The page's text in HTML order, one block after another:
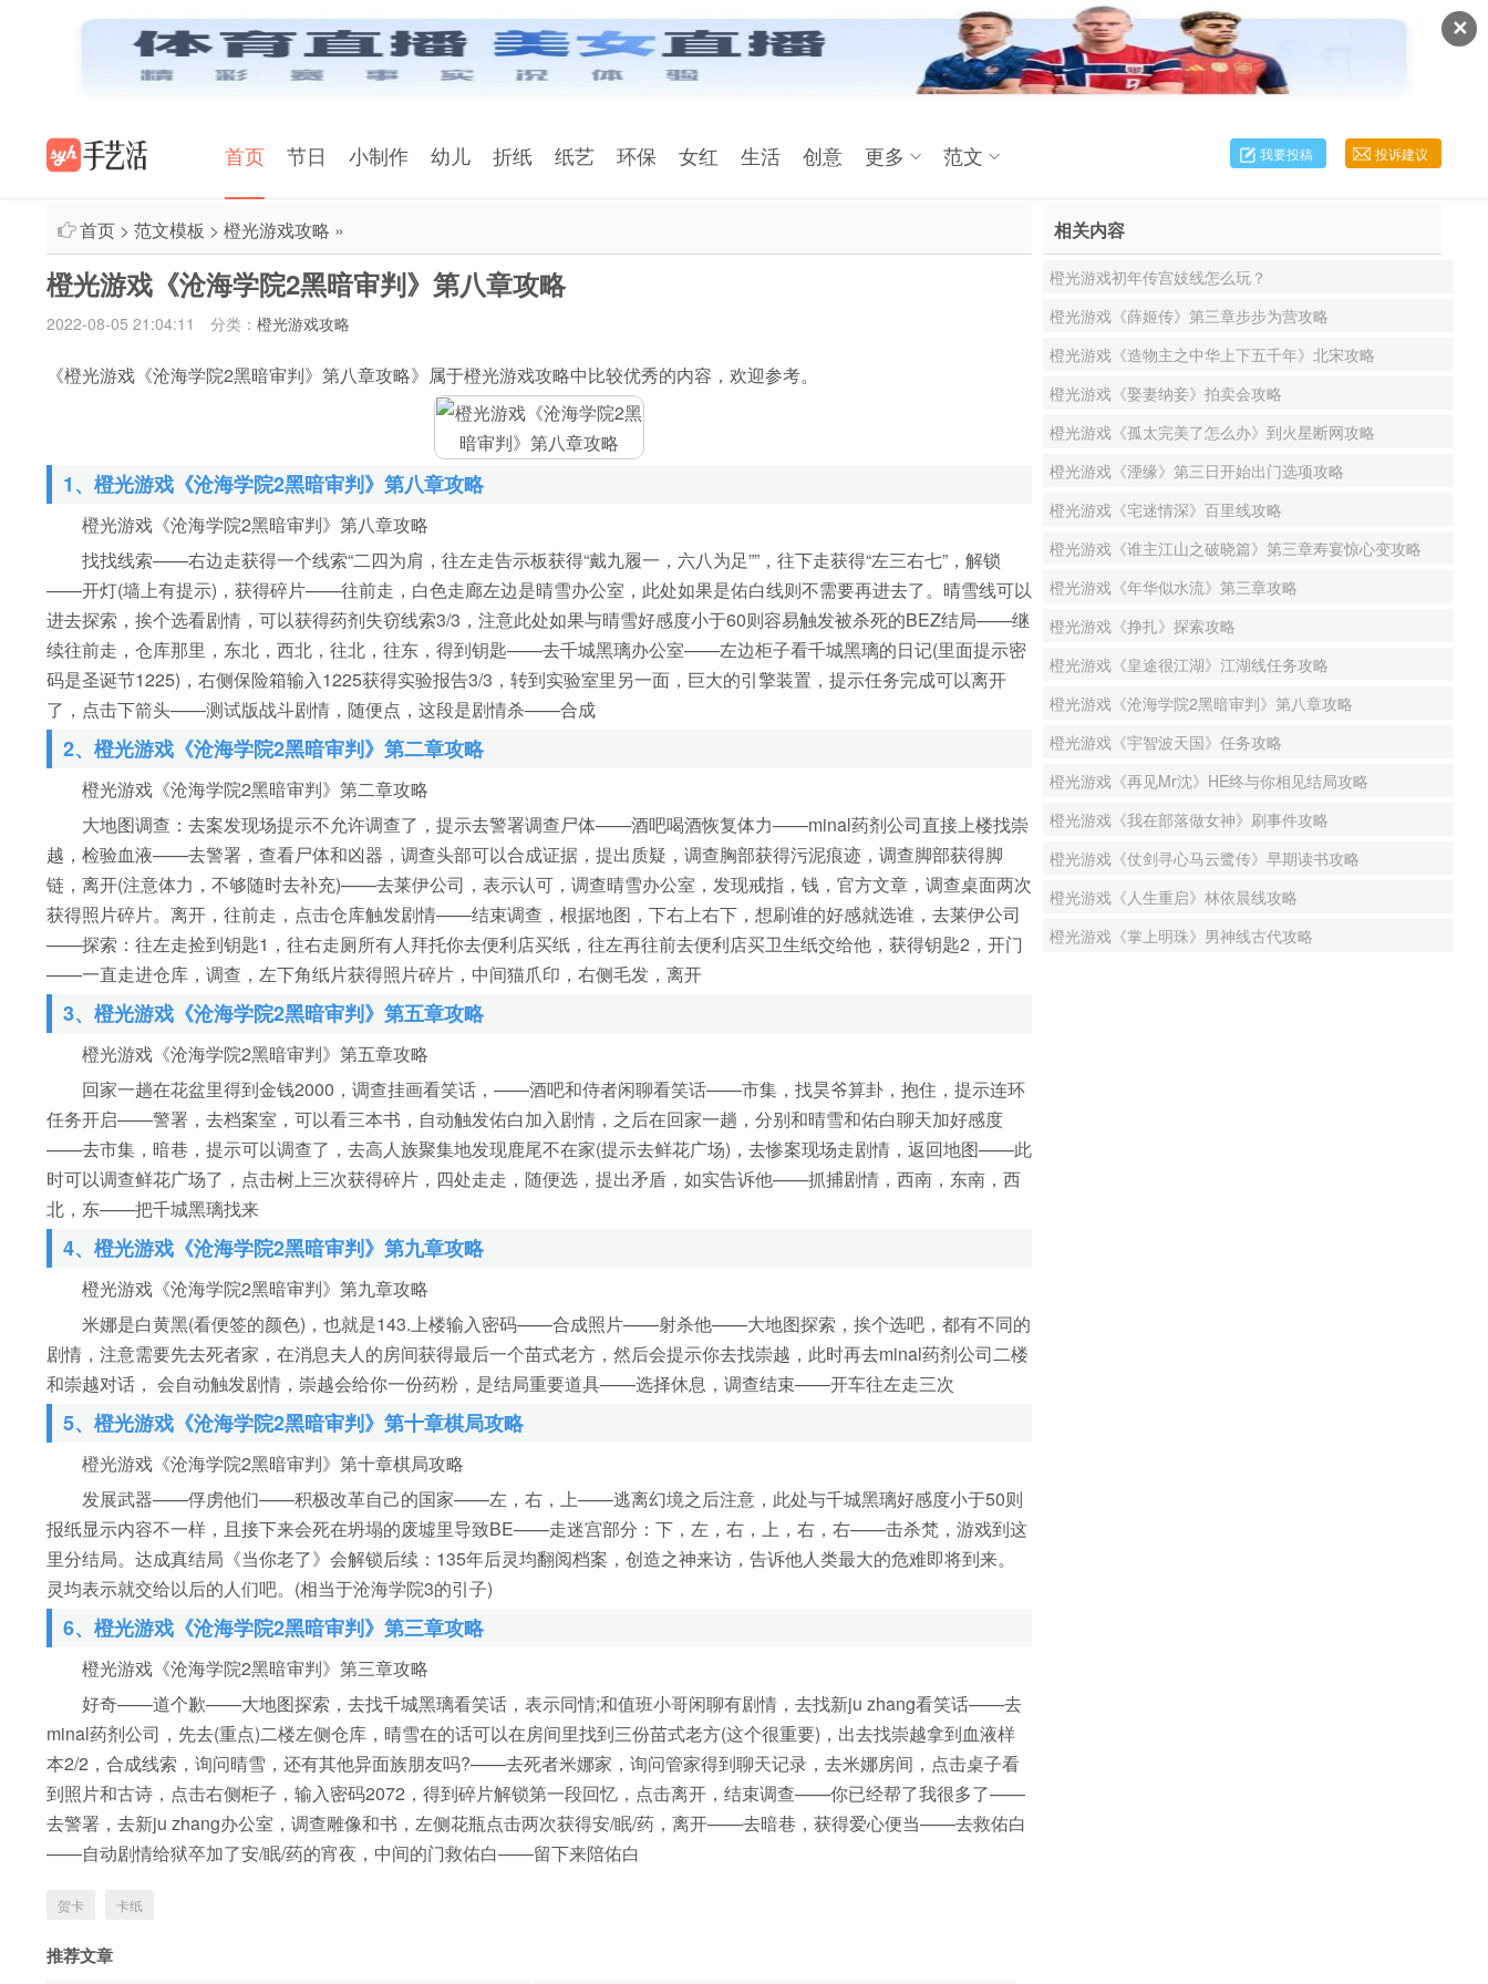
✕
首页 节日 小制作 幼儿 折纸 纸艺 环保 女红 生活 创意 更多 范文 我要投稿 投诉建议
首页 > 范文模板 > 橙光游戏攻略 »
橙光游戏《沧海学院2黑暗审判》第八章攻略
2022-08-05 21:04:11 分类： 橙光游戏攻略
《橙光游戏《沧海学院2黑暗审判》第八章攻略》属于橙光游戏攻略中比较优秀的内容，欢迎参考。
1、橙光游戏《沧海学院2黑暗审判》第八章攻略
橙光游戏《沧海学院2黑暗审判》第八章攻略
找找线索——右边走获得一个线索“二四为肩，往左走告示板获得“戴九履一，六八为足””，往下走获得“左三右七”，解锁
——开灯(墙上有提示)，获得碎片——往前走，白色走廊左边是晴雪办公室，此处如果是佑白线则不需要再进去了。晴雪线可以
进去探索，挨个选看剧情，可以获得药剂失窃线索3/3，注意此处如果与晴雪好感度小于60则容易触发被杀死的BEZ结局——继
续往前走，仓库那里，东北，西北，往北，往东，得到钥匙——去千城黑璃办公室——左边柜子看千城黑璃的日记(里面提示密
码是圣诞节1225)，右侧保险箱输入1225获得实验报告3/3，转到实验室里另一面，巨大的引擎装置，提示任务完成可以离开
了，点击下箭头——测试版战斗剧情，随便点，这段是剧情杀——合成
2、橙光游戏《沧海学院2黑暗审判》第二章攻略
橙光游戏《沧海学院2黑暗审判》第二章攻略
大地图调查：去案发现场提示不允许调查了，提示去警署调查尸体——酒吧喝酒恢复体力——minal药剂公司直接上楼找崇
越，检验血液——去警署，查看尸体和凶器，调查头部可以合成证据，提出质疑，调查胸部获得污泥痕迹，调查脚部获得脚
链，离开(注意体力，不够随时去补充)——去莱伊公司，表示认可，调查晴雪办公室，发现戒指，钱，官方文章，调查桌面两次
获得照片碎片。离开，往前走，点击仓库触发剧情——结束调查，根据地图，下右上右下，想刷谁的好感就选谁，去莱伊公司
——探索：往左走捡到钥匙1，往右走厕所有人拜托你去便利店买纸，往左再往前去便利店买卫生纸交给他，获得钥匙2，开门
——一直走进仓库，调查，左下角纸片获得照片碎片，中间猫爪印，右侧毛发，离开
3、橙光游戏《沧海学院2黑暗审判》第五章攻略
橙光游戏《沧海学院2黑暗审判》第五章攻略
回家一趟在花盆里得到金钱2000，调查挂画看笑话，——酒吧和侍者闲聊看笑话——市集，找昊爷算卦，抱住，提示连环
任务开启——警署，去档案室，可以看三本书，自动触发佑白加入剧情，之后在回家一趟，分别和晴雪和佑白聊天加好感度
——去市集，暗巷，提示可以调查了，去高人族聚集地发现鹿尾不在家(提示去鲜花广场)，去惨案现场走剧情，返回地图——此
时可以调查鲜花广场了，点击树上三次获得碎片，四处走走，随便选，提出矛盾，如实告诉他——抓捕剧情，西南，东南，西
北，东——把千城黑璃找来
4、橙光游戏《沧海学院2黑暗审判》第九章攻略
橙光游戏《沧海学院2黑暗审判》第九章攻略
米娜是白黄黑(看便签的颜色)，也就是143.上楼输入密码——合成照片——射杀他——大地图探索，挨个选吧，都有不同的
剧情，注意需要先去死者家，在消息夫人的房间获得最后一个苗式老方，然后会提示你去找崇越，此时再去minal药剂公司二楼
和崇越对话， 会自动触发剧情，崇越会给你一份药粉，是结局重要道具——选择休息，调查结束——开车往左走三次
5、橙光游戏《沧海学院2黑暗审判》第十章棋局攻略
橙光游戏《沧海学院2黑暗审判》第十章棋局攻略
发展武器——俘虏他们——积极改革自己的国家——左，右，上——逃离幻境之后注意，此处与千城黑璃好感度小于50则
报纸显示内容不一样，且接下来会死在坍塌的废墟里导致BE——走迷宫部分：下，左，右，上，右，右——击杀梵，游戏到这
里分结局。达成真结局《当你老了》会解锁后续：135年后灵均翻阅档案，创造之神来访，告诉他人类最大的危难即将到来。
灵均表示就交给以后的人们吧。(相当于沧海学院3的引子)
6、橙光游戏《沧海学院2黑暗审判》第三章攻略
橙光游戏《沧海学院2黑暗审判》第三章攻略
好奇——道个歉——大地图探索，去找千城黑璃看笑话，表示同情;和值班小哥闲聊有剧情，去找新ju zhang看笑话——去
minal药剂公司，先去(重点)二楼左侧仓库，晴雪在的话可以在房间里找到三份苗式老方(这个很重要)，出去找崇越拿到血液样
本2/2，合成线索，询问晴雪，还有其他异面族朋友吗?——去死者米娜家，询问管家得到聊天记录，去米娜房间，点击桌子看
到照片和古诗，点击右侧柜子，输入密码2072，得到碎片解锁第一段回忆，点击离开，结束调查——你已经帮了我很多了——
去警署，去新ju zhang办公室，调查雕像和书，左侧花瓶点击两次获得安/眠/药，离开——去暗巷，获得爱心便当——去救佑白
——自动剧情给狱卒加了安/眠/药的宵夜，中间的门救佑白——留下来陪佑白
贺卡 卡纸
推荐文章
相关内容
橙光游戏初年传宫妓线怎么玩？
橙光游戏《薛姬传》第三章步步为营攻略
橙光游戏《造物主之中华上下五千年》北宋攻略
橙光游戏《娶妻纳妾》拍卖会攻略
橙光游戏《孤太完美了怎么办》到火星断网攻略
橙光游戏《湮缘》第三日开始出门选项攻略
橙光游戏《宅迷情深》百里线攻略
橙光游戏《谁主江山之破晓篇》第三章寿宴惊心变攻略
橙光游戏《年华似水流》第三章攻略
橙光游戏《挣扎》探索攻略
橙光游戏《皇途很江湖》江湖线任务攻略
橙光游戏《沧海学院2黑暗审判》第八章攻略
橙光游戏《宇智波天国》任务攻略
橙光游戏《再见Mr沈》HE终与你相见结局攻略
橙光游戏《我在部落做女神》刷事件攻略
橙光游戏《仗剑寻心马云鹭传》早期读书攻略
橙光游戏《人生重启》林依晨线攻略
橙光游戏《掌上明珠》男神线古代攻略